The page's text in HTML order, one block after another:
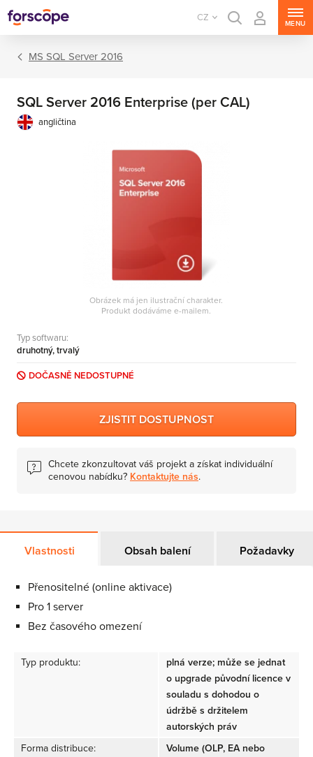
CZ
MENU
MS Project Server
MS System Center
Server CALs
MS SQL Server 2016
SQL Server 2016 Enterprise (per CAL)
angličtina
Obrázek má jen ilustrační charakter.
Produkt dodáváme e-mailem.
Typ softwaru:
druhotný, trvalý
DOČASNĚ NEDOSTUPNÉ
ZJISTIT DOSTUPNOST
Chcete zkonzultovat váš projekt a získat individuální
cenovou nabídku? Kontaktujte nás.
Vlastnosti Obsah balení Požadavky
Přenositelné (online aktivace)
Pro 1 server
Bez časového omezení
Typ produktu:
plná verze; může se jednat
o upgrade původní licence v
souladu s dohodou o
údržbě s držitelem
autorských práv
Forma distribuce:
Volume (OLP, EA nebo